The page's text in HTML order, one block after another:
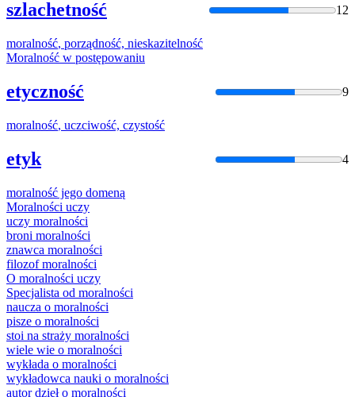
szlachetność 12
moralność, porządność, nieskazitelność
Moralność w postępowaniu
etyczność 9
moralność, uczciwość, czystość
etyk 4
moralność jego domeną
Moralności uczy
uczy moralności
broni moralności
znawca moralności
filozofmoralności
O moralności uczy
Specjalista od moralności
naucza o moralności
pisze o moralności
stoi na straży moralności
wiele wie o moralności
wykłada o moralności
wykładowca nauki o moralności
autor dzieł o moralności